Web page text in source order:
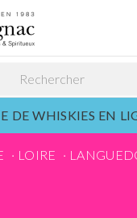
DE WHISKIES EN
LOIRE